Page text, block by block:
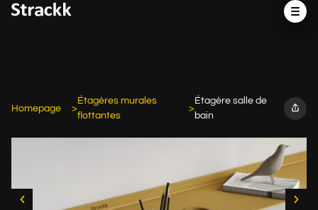
Homepage
Étagères murales
flottantes
Étagère salle de
bain